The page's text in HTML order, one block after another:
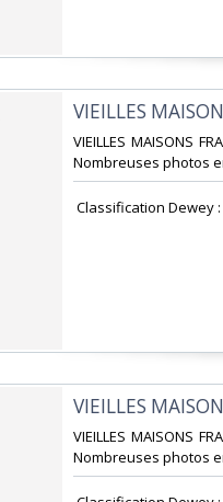
‎VIEILLES
‎VIEILLES MAISONS
Nombreuses photos
Classification Dewey
‎VIEILLES
‎VIEILLES MAISONS
Nombreuses photos